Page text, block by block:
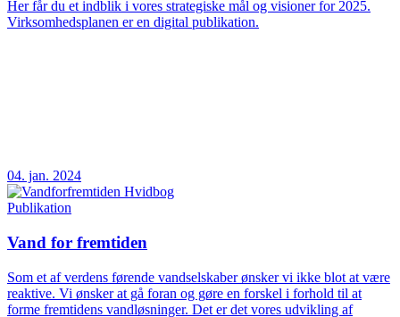
Her får du et indblik i vores strategiske mål og visioner for 2025.
Virksomhedsplanen er en digital publikation.
04. jan. 2024
Publikation
Vand for fremtiden
Som et af verdens førende vandselskaber ønsker vi ikke blot at være
reaktive. Vi ønsker at gå foran og gøre en forskel i forhold til at
forme fremtidens vandløsninger. Det er det vores udvikling af